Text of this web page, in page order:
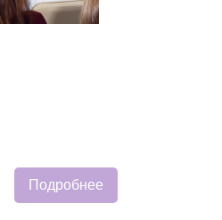
Подробнее